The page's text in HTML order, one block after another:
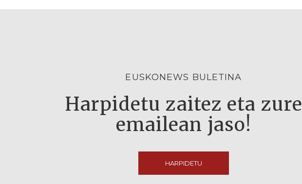
EUSKONEWS BULETINA
Harpidetu zaitez eta zure
emailean jaso!
HARPIDETU